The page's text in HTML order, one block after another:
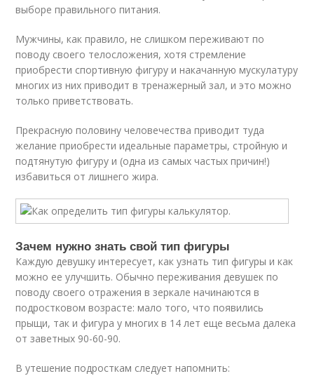
выборе правильного питания.
Мужчины, как правило, не слишком переживают по
поводу своего телосложения, хотя стремление
приобрести спортивную фигуру и накачанную мускулатуру
многих из них приводит в тренажерный зал, и это можно
только приветствовать.
Прекрасную половину человечества приводит туда
желание приобрести идеальные параметры, стройную и
подтянутую фигуру и (одна из самых частых причин!)
избавиться от лишнего жира.
Зачем нужно знать свой тип фигуры
Каждую девушку интересует, как узнать тип фигуры и как
можно ее улучшить. Обычно переживания девушек по
поводу своего отражения в зеркале начинаются в
подростковом возрасте: мало того, что появились
прыщи, так и фигура у многих в 14 лет еще весьма далека
от заветных 90-60-90.
В утешение подросткам следует напомнить: